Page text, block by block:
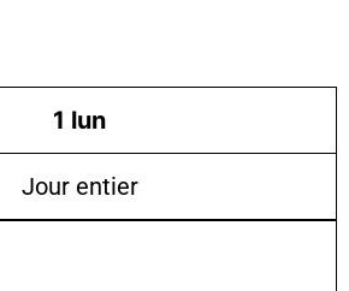
1 lun
Jour entier